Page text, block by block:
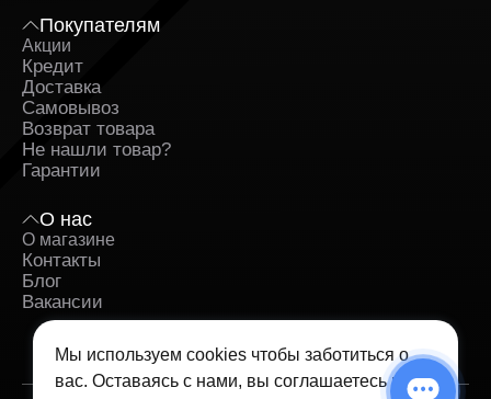
Мы используем cookies чтобы заботиться о
вас. Оставаясь с нами, вы соглашаетесь на
Покупателям
Акции
Кредит
Доставка
Самовывоз
Возврат товара
Не нашли товар?
Гарантии
О нас
О магазине
Контакты
Блог
Вакансии